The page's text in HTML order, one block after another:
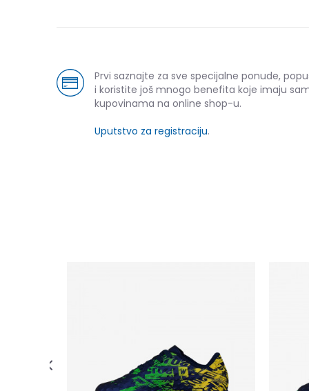
Prvi saznajte za sve specijalne ponude,
i koristite još mnogo benefita koje imaju
kupovinama na online shop-u.
Uputstvo za registraciju.